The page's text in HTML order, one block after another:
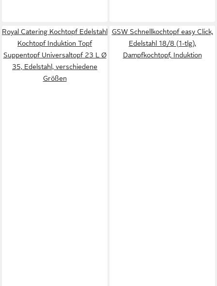
Royal Catering Kochtopf Edelstahl
Kochtopf Induktion Topf
Suppentopf Universaltopf 23 L Ø
35, Edelstahl, verschiedene
Größen
GSW Schnellkochtopf easy Click,
Edelstahl 18/8 (1-tlg),
Dampfkochtopf, Induktion